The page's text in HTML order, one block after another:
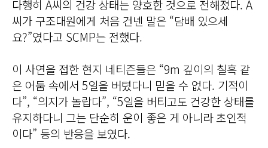
다행히 A씨의 건강 상태는 양호한 것으로 전해졌다. A
씨가 구조대원에게 처음 건넨 말은 “담배 있으세
요?”였다고 SCMP는 전했다.
이 사연을 접한 현지 네티즌들은 “9m 깊이의 칠흑 같
은 어둠 속에서 5일을 버텼다니 믿을 수 없다. 기적이
다”, “의지가 놀랍다”, “5일을 버티고도 건강한 상태를
유지하다니 그는 단순히 운이 좋은 게 아니라 초인적
이다” 등의 반응을 보였다.